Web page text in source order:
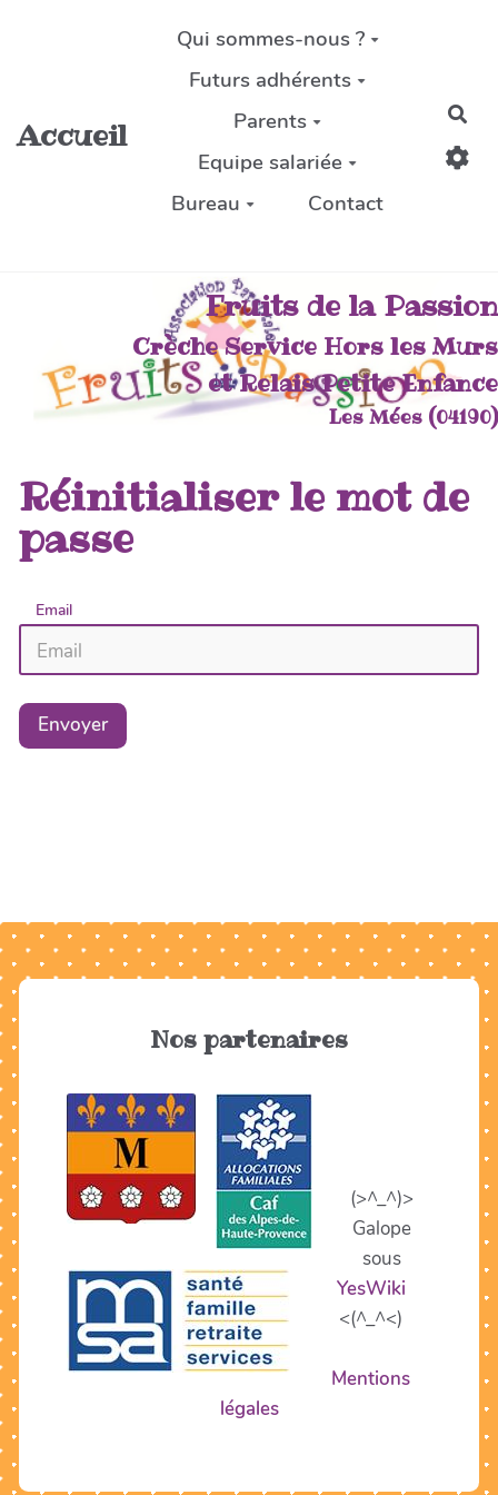
Aller au contenu principal
Accueil
Qui sommes-nous ?
Futurs adhérents
Parents
Equipe salariée
Bureau
Contact
Fruits de la Passion
Crèche Service Hors les Murs
et Relais Petite Enfance
Les Mées (04190)
Réinitialiser le mot de
passe
Email
Envoyer
Nos partenaires
(>^_^)>
Galope
sous
YesWiki
<(^_^<)
Mentions
légales